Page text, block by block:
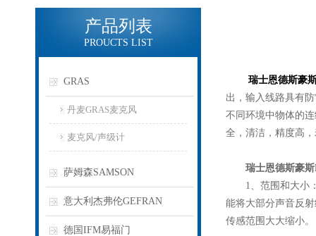
产品列表
PROUCTS LIST
GRAS
丹麦GRAS麦克风
麦克风/声级计
萨姆森SAMSON
意大利杰弗伦GEFRAN
德国IFM易福门
瑞士恩德斯豪
出，输入线路具有
不同环境中物体的
全，清洁，精度高
瑞士恩德斯豪
1、范围和大小：
能将大部分声音反
传感范围大大缩小。